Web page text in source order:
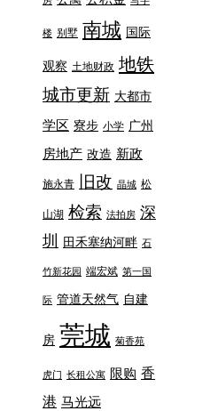
楼 别墅 南城 国际
观察 土地财政 地铁
城市更新 大都市
学区 寮步 小学 广州
房地产 改造 新政
施永青 旧改 晶城 松
山湖 检索 法拍房 深
圳
田禾塞纳河畔 石
竹新花园 端宏斌 第一国
际 管道天然气 自建
房 莞城 菊香苑
虎门 长租公寓 限购 香
港 马光远